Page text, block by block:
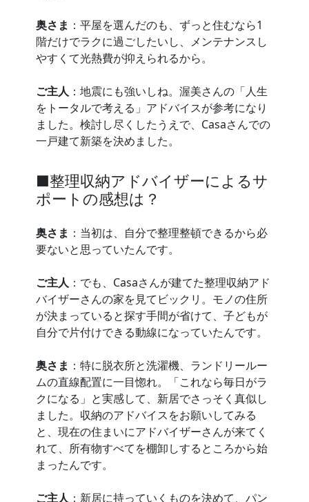
奥さま ：平屋を選んだのも、ずっと住むなら1
階だけでラクに過ごしたいし、メンテナンスし
やすくて光熱費が抑えられるから。
ご主人 ：地震にも強いしね。渥美さんの「人生
をトータルで考える」アドバイスが参考になり
ました。検討し尽くしたうえで、Casaさんでの
一戸建て新築を決めました。
■整理収納アドバイザーによるサ
ポートの感想は？
奥さま ：当初は、自分で整理整頓できるから必
要ないと思っていたんです。
ご主人 ：でも、Casaさんが建てた整理収納アド
バイザーさんの家を見てビックリ。モノの住所
が決まっていると探す手間が省けて、子どもが
自分で片付けできる動線になっていたんです。
奥さま ：特に脱衣所と洗濯機、ランドリールー
ムの直線配置に一目惚れ。「これなら毎日がラ
クになる」と実感して、新居でさっそく真似し
ました。収納のアドバイスをお願いしてみる
と、現在の住まいにアドバイザーさんが来てく
れて、所有物すべてを棚卸しするところから始
まったんです。
ご主人 ：新居に持っていくものを決めて、パン